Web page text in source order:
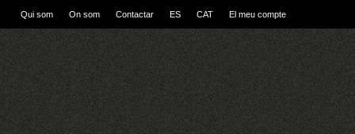
Qui som On som Contactar ES CAT El meu compte